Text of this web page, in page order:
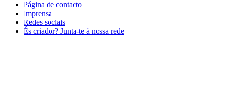
Página de contacto
Imprensa
Redes sociais
És criador? Junta-te à nossa rede